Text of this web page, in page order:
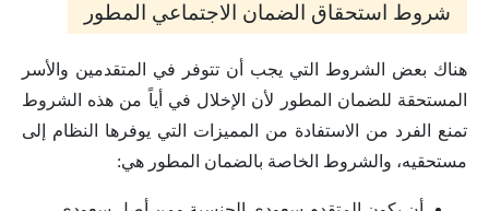
شروط استحقاق الضمان الاجتماعي المطور
هناك بعض الشروط التي يجب أن تتوفر في المتقدمين والأسر
المستحقة للضمان المطور لأن الإخلال في أياً من هذه الشروط
تمنع الفرد من الاستفادة من المميزات التي يوفرها النظام إلى
مستحقيه، والشروط الخاصة بالضمان المطور هي: